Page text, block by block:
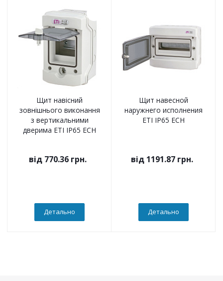
Щит навісний
зовнішнього виконання
з вертикальними
дверима ETI IP65 ECH
від 770.36 грн.
Детально
Щит навесной
наружнего исполнения
ETI IP65 ECH
від 1191.87 грн.
Детально